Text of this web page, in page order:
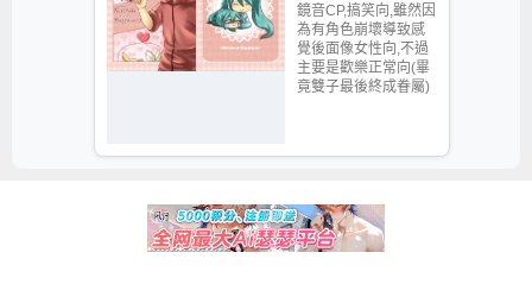
鏡音CP,搞笑向,雖然因
為有角色崩壞導致感
覺後面像女性向,不過
主要是歡樂正常向(畢
竟雙子最後終成眷屬)